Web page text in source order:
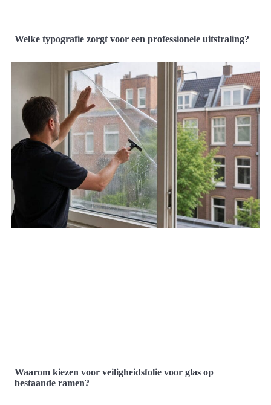
Welke typografie zorgt voor een professionele uitstraling?
Waarom kiezen voor veiligheidsfolie voor glas op
bestaande ramen?